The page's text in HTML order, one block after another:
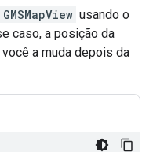
GMSMapView usando o
caso, a posição da
a muda depois da